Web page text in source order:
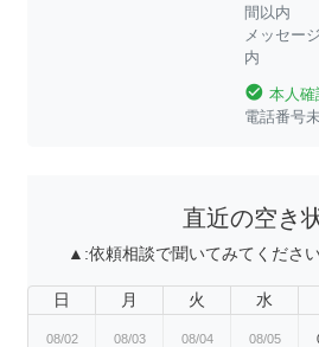
間以内
メッセー
内
check_circle 本人確
電話番号
直近の空き
▲:依頼相談で聞いてみてくださ
日 月 火 水
08/02 08/03 08/04 08/05